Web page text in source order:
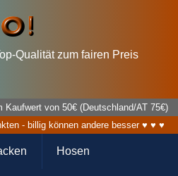
Qualität zum fairen Preis
Kaufwert von 50€ (Deutschland/AT 75€)
- billig können andere besser ♥ ♥ ♥
Hosen